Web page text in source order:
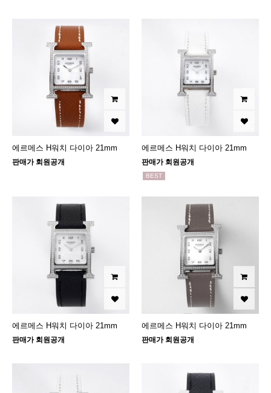
에르메스 H워치 다이아 21mm
판매가 회원공개
에르메스 H워치 다이아 21mm
판매가 회원공개
BEST
에르메스 H워치 다이아 21mm
판매가 회원공개
에르메스 H워치 다이아 21mm
판매가 회원공개